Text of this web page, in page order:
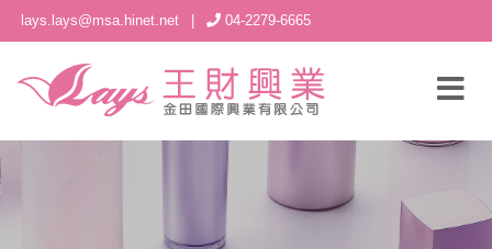
lays.lays@msa.hinet.net 04-2279-6665